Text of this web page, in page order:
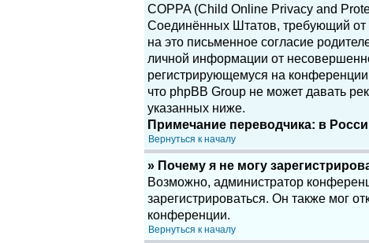
COPPA (Child Online Privacy and
Соединённых Штатов, требующий от
на это письменное согласие
личной информации от
регистрирующемуся на
что phpBB Group не может давать
указанных ниже.
Примечание переводчика: в
Вернуться к началу
» Почему я не могу
Возможно, администратор
зарегистрироваться. Он также мог
конференции.
Вернуться к началу